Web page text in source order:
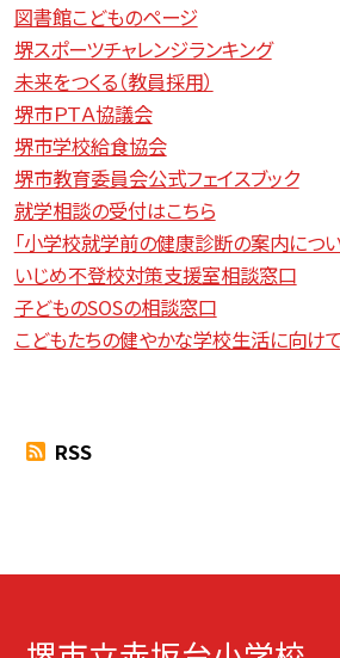
図書館こどものページ
堺スポーツチャレンジランキング
未来をつくる（教員採用）
堺市ＰＴＡ協議会
堺市学校給食協会
堺市教育委員会公式フェイスブック
就学相談の受付はこちら
「小学校就学前の健康診断の案内につい
いじめ不登校対策支援室相談窓口
子どものSOSの相談窓口
こどもたちの健やかな学校生活に向けて
RSS